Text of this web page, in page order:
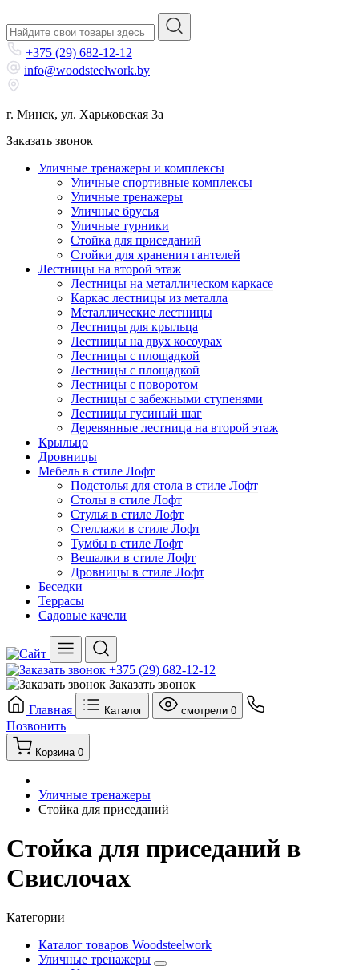
+375 (29) 682-12-12
info@woodsteelwork.by
г. Минск, ул. Харьковская 3а
Заказать звонок
Уличные тренажеры и комплексы
Уличные спортивные комплексы
Уличные тренажеры
Уличные брусья
Уличные турники
Cтойка для приседаний
Стойки для хранения гантелей
Лестницы на второй этаж
Лестницы на металлическом каркасе
Каркас лестницы из металла
Металлические лестницы
Лестницы для крыльца
Лестницы на двух косоурах
Лестницы с площадкой
Лестницы с площадкой
Лестницы с поворотом
Лестницы с забежными ступенями
Лестницы гусиный шаг
Деревянные лестница на второй этаж
Крыльцо
Дровницы
Мебель в стиле Лофт
Подстолья для стола в стиле Лофт
Столы в стиле Лофт
Стулья в стиле Лофт
Стеллажи в стиле Лофт
Тумбы в стиле Лофт
Вешалки в стиле Лофт
Дровницы в стиле Лофт
Беседки
Террасы
Садовые качели
+375 (29) 682-12-12
Заказать звонок
Главная
Каталог смотрели 0
Позвонить
Корзина 0
Уличные тренажеры
Cтойка для приседаний
Cтойка для приседаний в
Свислочах
Категории
Каталог товаров Woodsteelwork
Уличные тренажеры